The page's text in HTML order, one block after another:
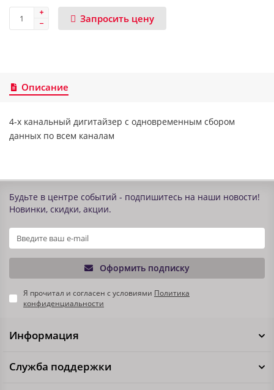
Запросить цену
Описание
4-х канальный дигитайзер с одновременным сбором
данных по всем каналам
Будьте в центре событий - подпишитесь на наши новости!
Новинки, скидки, акции.
Оформить подписку
Я прочитал и согласен с условиями Политика
конфиденциальности
Информация
Служба поддержки